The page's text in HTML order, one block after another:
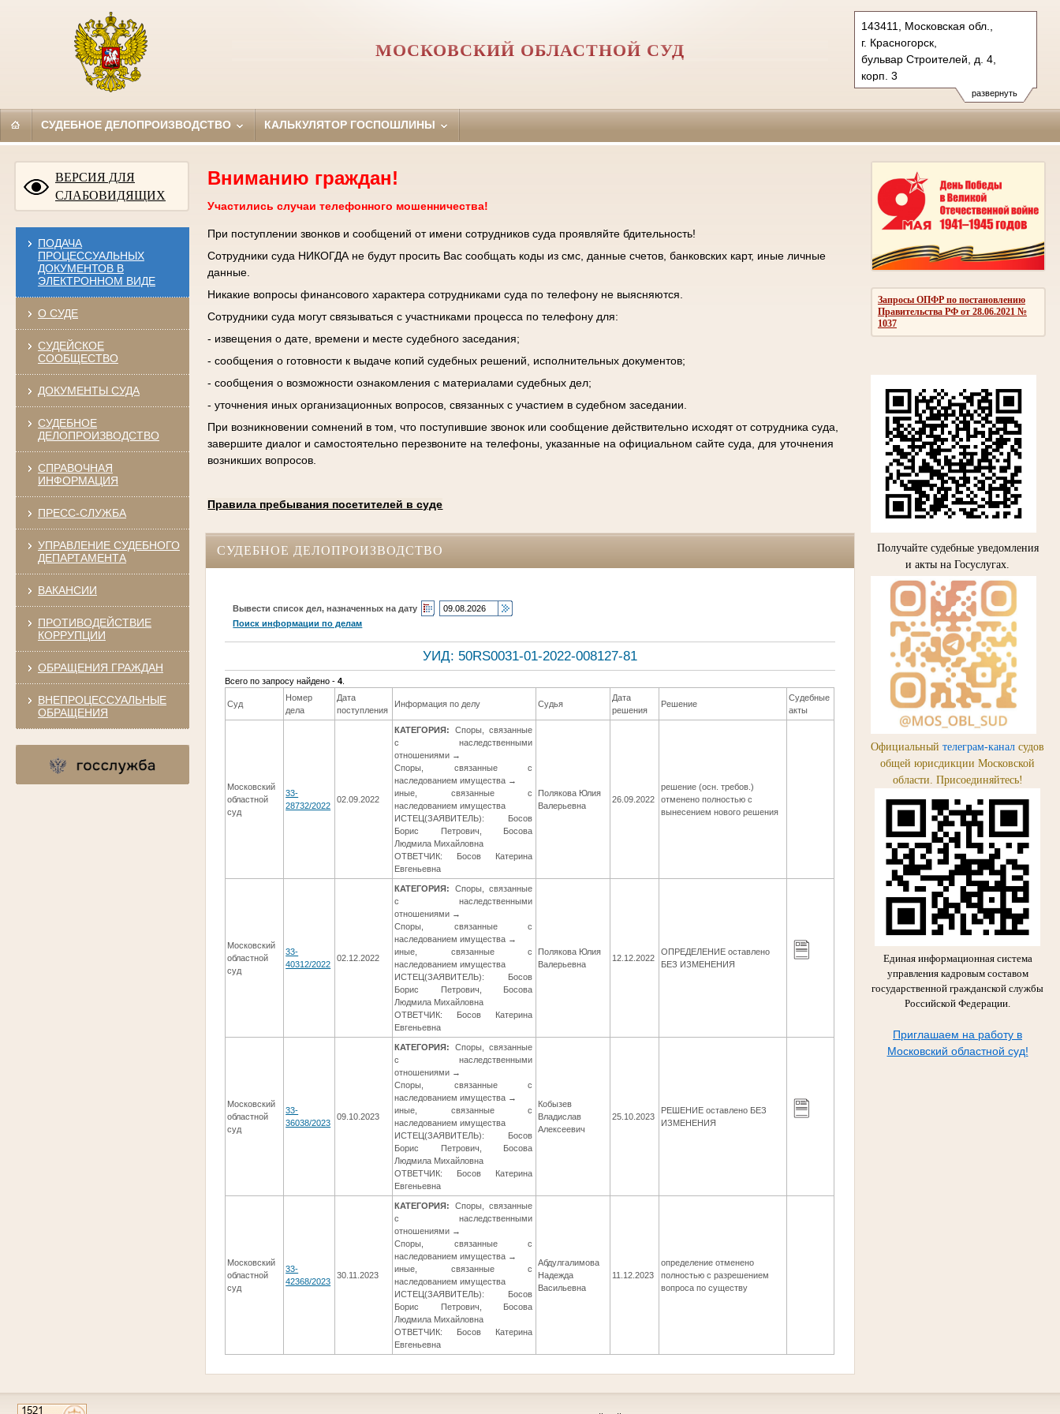
развернуть
143411, Московская обл.,
г. Красногорск,
бульвар Строителей, д. 4,
корп. 3
Тел.: +7 (498) 692 60 00
post.50os0000@sudrf.ru
МОСКОВСКИЙ ОБЛАСТНОЙ СУД
СУДЕБНОЕ ДЕЛОПРОИЗВОДСТВО КАЛЬКУЛЯТОР ГОСПОШЛИНЫ
ВЕРСИЯ ДЛЯ
СЛАБОВИДЯЩИХ
ПОДАЧА
ПРОЦЕССУАЛЬНЫХ
ДОКУМЕНТОВ В
ЭЛЕКТРОННОМ ВИДЕ
О СУДЕ
СУДЕЙСКОЕ
СООБЩЕСТВО
ДОКУМЕНТЫ СУДА
СУДЕБНОЕ
ДЕЛОПРОИЗВОДСТВО
СПРАВОЧНАЯ
ИНФОРМАЦИЯ
ПРЕСС-СЛУЖБА
УПРАВЛЕНИЕ СУДЕБНОГО
ДЕПАРТАМЕНТА
ВАКАНСИИ
ПРОТИВОДЕЙСТВИЕ
КОРРУПЦИИ
ОБРАЩЕНИЯ ГРАЖДАН
ВНЕПРОЦЕССУАЛЬНЫЕ
ОБРАЩЕНИЯ
Запросы ОПФР по постановлению
Правительства РФ от 28.06.2021 №
1037
Получайте судебные уведомления
и акты на Госуслугах.
Официальный телеграм-канал судов
общей юрисдикции Московской
области. Присоединяйтесь!
Единая информационная система
управления кадровым составом
государственной гражданской службы
Российской Федерации.
Приглашаем на работу в
Московский областной суд!
Вниманию граждан!
Участились случаи телефонного мошенничества!
При поступлении звонков и сообщений от имени сотрудников суда проявляйте бдительность!
Сотрудники суда НИКОГДА не будут просить Вас сообщать коды из смс, данные счетов, банковских карт, иные личные
данные.
Никакие вопросы финансового характера сотрудниками суда по телефону не выясняются.
Сотрудники суда могут связываться с участниками процесса по телефону для:
- извещения о дате, времени и месте судебного заседания;
- сообщения о готовности к выдаче копий судебных решений, исполнительных документов;
- сообщения о возможности ознакомления с материалами судебных дел;
- уточнения иных организационных вопросов, связанных с участием в судебном заседании.
При возникновении сомнений в том, что поступившие звонок или сообщение действительно исходят от сотрудника суда,
завершите диалог и самостоятельно перезвоните на телефоны, указанные на официальном сайте суда, для уточнения
возникших вопросов.
Правила пребывания посетителей в суде
СУДЕБНОЕ ДЕЛОПРОИЗВОДСТВО
Вывести список дел, назначенных на дату
Поиск информации по делам
УИД: 50RS0031-01-2022-008127-81
Всего по запросу найдено -4
Суд
Номер
дела
Дата
поступления
Информация по делу Судья
Дата
решения
Решение
Судебные
акты
Московский
областной
суд
33-
28732/2022
02.09.2022
КАТЕГОРИЯ: Споры, связанные
с наследственными
отношениями →
Споры, связанные с
наследованием имущества →
иные, связанные с
наследованием имущества
ИСТЕЦ(ЗАЯВИТЕЛЬ): Босов
Борис Петрович, Босова
Людмила Михайловна
ОТВЕТЧИК: Босов Катерина
Евгеньевна
Полякова Юлия
Валерьевна
26.09.2022
решение (осн. требов.)
отменено полностью с
вынесением нового решения
Московский
областной
суд
33-
40312/2022
02.12.2022
КАТЕГОРИЯ: Споры, связанные
с наследственными
отношениями →
Споры, связанные с
наследованием имущества →
иные, связанные с
наследованием имущества
ИСТЕЦ(ЗАЯВИТЕЛЬ): Босов
Борис Петрович, Босова
Людмила Михайловна
ОТВЕТЧИК: Босов Катерина
Евгеньевна
Полякова Юлия
Валерьевна
12.12.2022
ОПРЕДЕЛЕНИЕ оставлено
БЕЗ ИЗМЕНЕНИЯ
Московский
областной
суд
33-
36038/2023
09.10.2023
КАТЕГОРИЯ: Споры, связанные
с наследственными
отношениями →
Споры, связанные с
наследованием имущества →
иные, связанные с
наследованием имущества
ИСТЕЦ(ЗАЯВИТЕЛЬ): Босов
Борис Петрович, Босова
Людмила Михайловна
ОТВЕТЧИК: Босов Катерина
Евгеньевна
Кобызев
Владислав
Алексеевич
25.10.2023
РЕШЕНИЕ оставлено БЕЗ
ИЗМЕНЕНИЯ
Московский
областной
суд
33-
42368/2023
30.11.2023
КАТЕГОРИЯ: Споры, связанные
с наследственными
отношениями →
Споры, связанные с
наследованием имущества →
иные, связанные с
наследованием имущества
ИСТЕЦ(ЗАЯВИТЕЛЬ): Босов
Борис Петрович, Босова
Людмила Михайловна
ОТВЕТЧИК: Босов Катерина
Евгеньевна
Абдулгалимова
Надежда
Васильевна
11.12.2023
определение отменено
полностью с разрешением
вопроса по существу